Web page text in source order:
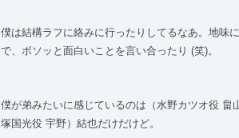
僕は結構ラフに絡みに行ったりしてるなあ。地味
で、ボソッと面白いことを言い合ったり (笑)。
僕が弟みたいに感じているのは（水野カツオ役 畠
塚国光役 宇野）結也だけだけど。